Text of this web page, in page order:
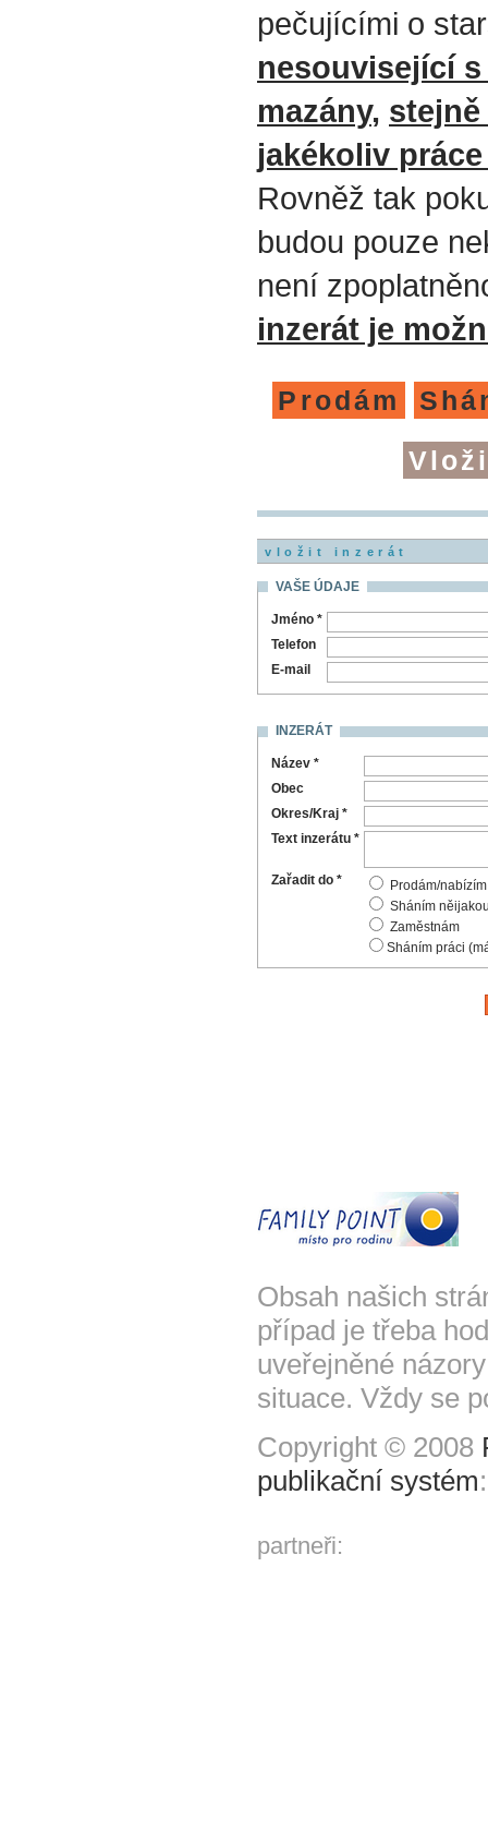
pečujícími o
nesouvisející
mazány,
jakékoliv
Rovněž tak
budou pouze
není
inzerát je
Prodám
vložit inzerát
VAŠE ÚDAJE
Jméno *
Telefon
E-mail
INZERÁT
Název *
Obec
Okres/Kraj *
Text inzerátu *
Zařadit do *
Prodám/
Sháním
Zaměstnám
Sháním práci
Obsah našich
případ je třeba
uveřejněné
situace. Vždy se
Copyright © 2008
publikační systém
partneři: